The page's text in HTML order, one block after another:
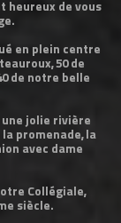
heureux de vous
en plein centre
50 de
de notre belle
jolie rivière
promenade, la
avec dame
Collégiale,
siècle.